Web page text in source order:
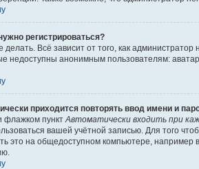
регистрироваться?
делать. Всё зависит от того, как
недоступны анонимным пользователям:
приходится повторять ввод имени и
флажком пункт Автоматически входить при
вашей учётной записью. Для того
это на общедоступном компьютере, например